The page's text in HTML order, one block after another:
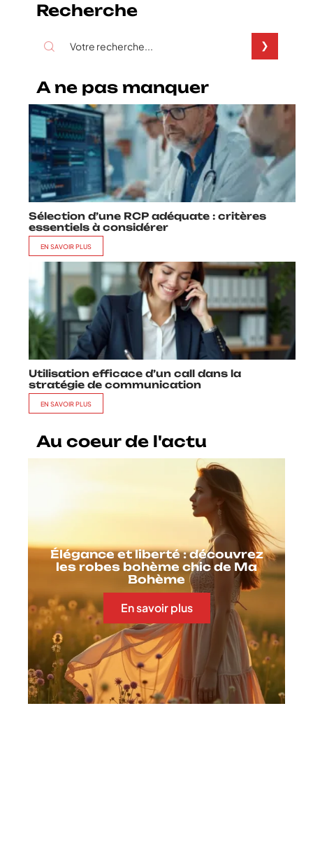
Recherche
A ne pas manquer
Sélection d’une RCP adéquate : critères
essentiels à considérer
EN SAVOIR PLUS
Utilisation efficace d’un call dans la
stratégie de communication
EN SAVOIR PLUS
Au coeur de l'actu
Élégance et liberté : découvrez
les robes bohème chic de Ma
Bohème
En savoir plus